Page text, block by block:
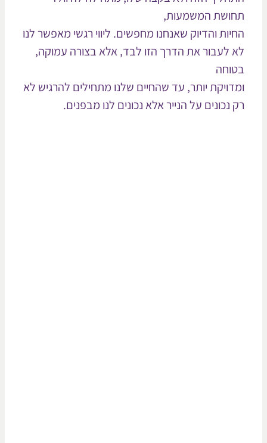
המשמעות,
והדיוק שאנחנו מחפשים. ליווי רגשי מאפשר לנו
לעבור את הדרך הזו לבד, אלא בצורה עמוקה,
יותר, עד שהחיים שלנו מתחילים להרגיש לא
נכונים על הנייר אלא נכונים לנו מבפנים.